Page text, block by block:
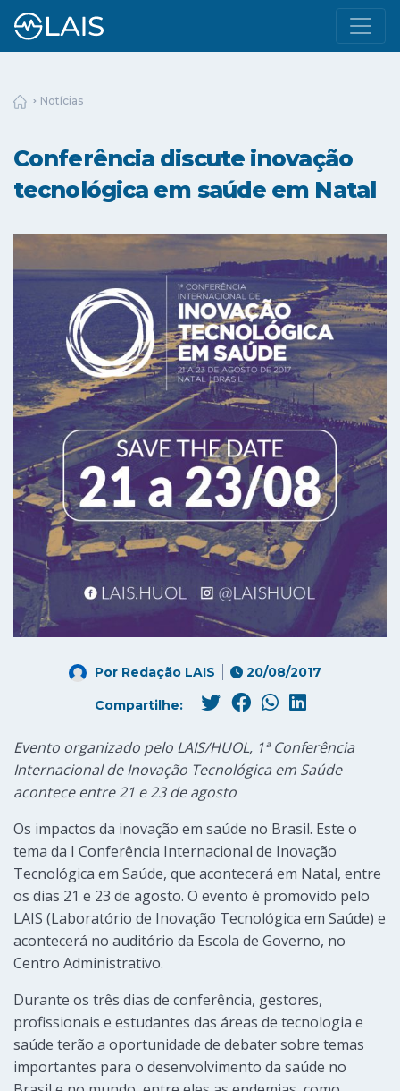
Notícias
Conferência discute inovação
tecnológica em saúde em Natal
Por Redação LAIS 20/08/2017
Compartilhe:
Evento organizado pelo LAIS/HUOL, 1ª Conferência
Internacional de Inovação Tecnológica em Saúde
acontece entre 21 e 23 de agosto
Os impactos da inovação em saúde no Brasil. Este o
tema da I Conferência Internacional de Inovação
Tecnológica em Saúde, que acontecerá em Natal, entre
os dias 21 e 23 de agosto. O evento é promovido pelo
LAIS (Laboratório de Inovação Tecnológica em Saúde) e
acontecerá no auditório da Escola de Governo, no
Centro Administrativo.
Durante os três dias de conferência, gestores,
profissionais e estudantes das áreas de tecnologia e
saúde terão a oportunidade de debater sobre temas
importantes para o desenvolvimento da saúde no